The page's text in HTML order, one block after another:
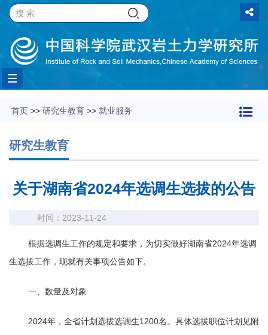
Toggle
navigation
首页 >> 研究生教育 >> 就业服务
研究生教育
关于湖南省2024年选调生选拔的公告
时间：2023-11-24
根据选调生工作的规定和要求，为切实做好湖南省2024年选调
生选拔工作，现就有关事项公告如下。
一、数量及对象
2024年，全省计划选拔选调生1200名。具体选拔职位计划见附